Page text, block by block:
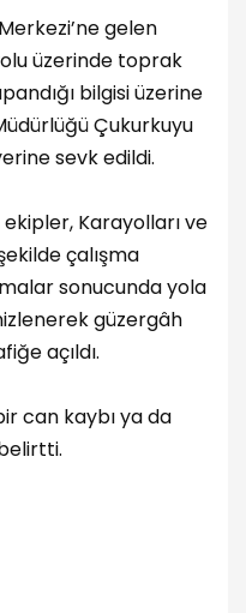
gelen
üzerinde toprak
bilgisi üzerine
Çukurkuyu
sevk edildi.
Karayolları ve
çalışma
sonucunda yola
güzergâh
açıldı.
can kaybı ya da